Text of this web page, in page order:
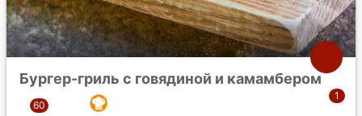
Бургер-гриль с говядиной и камамбером